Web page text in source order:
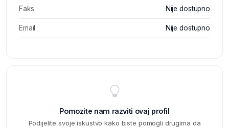
Faks Nije dostupno
Email Nije dostupno
Pomozite nam razviti ovaj profil
Podijelite svoje iskustvo kako biste pomogli drugima da